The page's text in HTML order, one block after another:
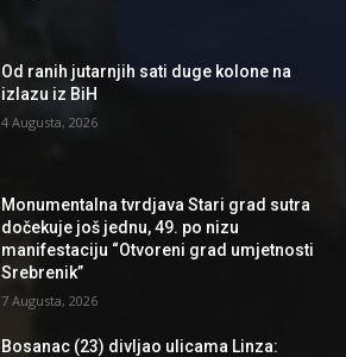
Od ranih jutarnjih sati duge kolone na
izlazu iz BiH
4 Augusta, 2026
Monumentalna tvrdjava Stari grad sutra
dočekuje još jednu, 49. po nizu
manifestaciju “Otvoreni grad umjetnosti
Srebrenik”
7 Augusta, 2026
Bosanac (23) divljao ulicama Linza: